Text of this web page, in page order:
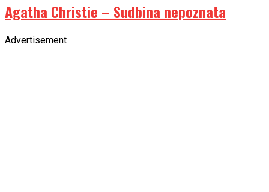
Agatha Christie – Sudbina nepoznata
Advertisement